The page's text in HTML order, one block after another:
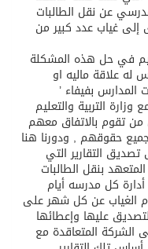
عن نقل الطالبات
غياب عدد كبير من
في حل هذه المشكلة
له علاقة ماليه او
بفيفاء ’
التربية والتعليم
تقوم بالاتفاق معهم
حقوقهم , ودورنا هنا
تصديق التقارير التي
بنقل الطالبات
كل مدرسه أيام
الغياب عن كل شهر على
عليها وإعطائها
الشركة المتعاقدة مع